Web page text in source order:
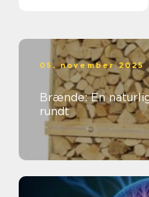
05. november 2025
Brænde: En
rundt